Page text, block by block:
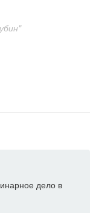
дело в